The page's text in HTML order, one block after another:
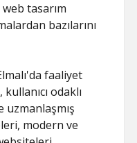
tasarım
bazılarını
faaliyet
odaklı
uzmanlaşmış
modern ve